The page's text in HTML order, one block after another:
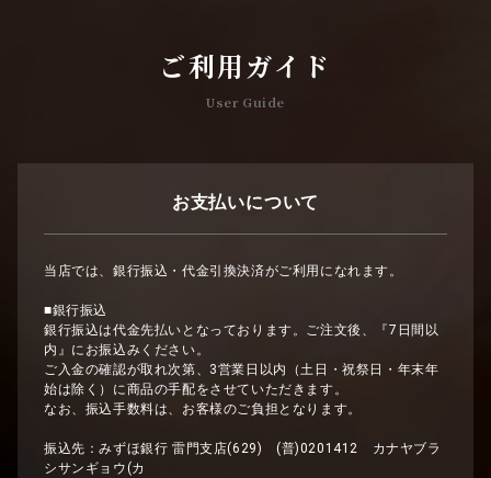
ご利用ガイド
User Guide
お支払いについて
当店では、銀行振込・代金引換決済がご利用になれます。
■銀行振込
銀行振込は代金先払いとなっております。ご注文後、『7日間以
内』にお振込みください。
ご入金の確認が取れ次第、3営業日以内（土日・祝祭日・年末年
始は除く）に商品の手配をさせていただきます。
なお、振込手数料は、お客様のご負担となります。
振込先：みずほ銀行 雷門支店(629) (普)0201412 カナヤブラ
シサンギョウ(カ